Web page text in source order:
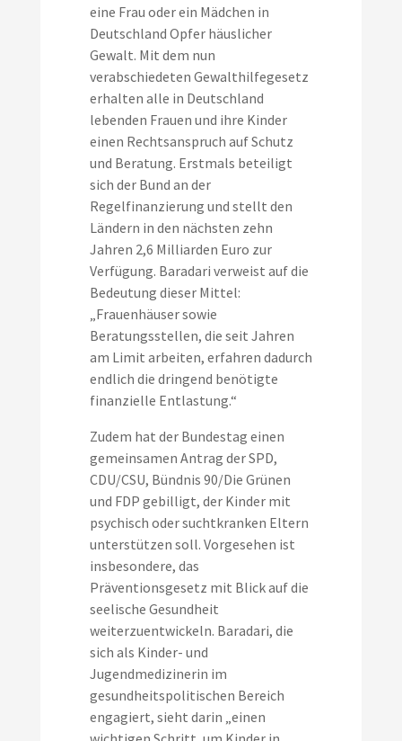
eine Frau oder ein Mädchen in
Deutschland Opfer häuslicher
Gewalt. Mit dem nun
verabschiedeten Gewalthilfegesetz
erhalten alle in Deutschland
lebenden Frauen und ihre Kinder
einen Rechtsanspruch auf Schutz
und Beratung. Erstmals beteiligt
sich der Bund an der
Regelfinanzierung und stellt den
Ländern in den nächsten zehn
Jahren 2,6 Milliarden Euro zur
Verfügung. Baradari verweist auf die
Bedeutung dieser Mittel:
„Frauenhäuser sowie
Beratungsstellen, die seit Jahren
am Limit arbeiten, erfahren dadurch
endlich die dringend benötigte
finanzielle Entlastung.“
Zudem hat der Bundestag einen
gemeinsamen Antrag der SPD,
CDU/CSU, Bündnis 90/Die Grünen
und FDP gebilligt, der Kinder mit
psychisch oder suchtkranken Eltern
unterstützen soll. Vorgesehen ist
insbesondere, das
Präventionsgesetz mit Blick auf die
seelische Gesundheit
weiterzuentwickeln. Baradari, die
sich als Kinder- und
Jugendmedizinerin im
gesundheitspolitischen Bereich
engagiert, sieht darin „einen